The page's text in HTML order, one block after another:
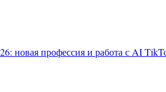
новая профессия и работа с AI